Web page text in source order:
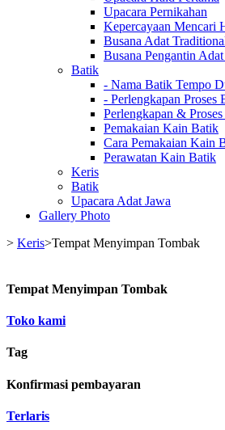
Upacara Pernikahan
Kepercayaan Mencari
Busana Adat
Busana Pengantin Adat
Batik
- Nama Batik Tempo
- Perlengkapan Proses
Perlengkapan &
Pemakaian Kain Batik
Cara Pemakaian Kain
Perawatan Kain Batik
Keris
Batik
Upacara Adat Jawa
Gallery Photo
> Keris>Tempat Menyimpan Tombak
Tempat Menyimpan Tombak
Toko kami
Tag
Konfirmasi pembayaran
Terlaris